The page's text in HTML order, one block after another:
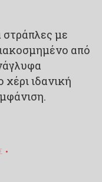
με
από
ιδανική